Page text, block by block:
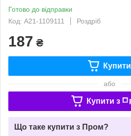
Готово до відправки
Код: A21-1109111
Роздріб
187 ₴
Купити
або
Купити з
Що таке купити з Пром?